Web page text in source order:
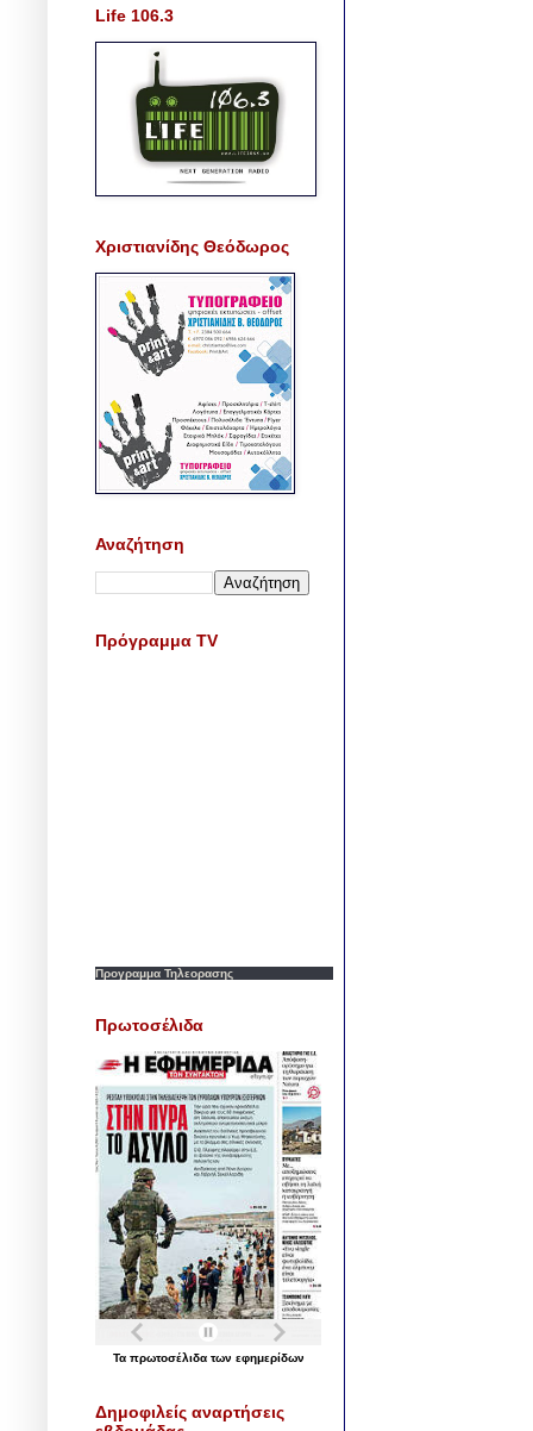
Life 106.3
Χριστιανίδης Θεόδωρος
Αναζήτηση
Πρόγραμμα TV
Προγραμμα Τηλεορασης
Πρωτοσέλιδα
Τα πρωτοσέλιδα των εφημερίδων
Δημοφιλείς αναρτήσεις